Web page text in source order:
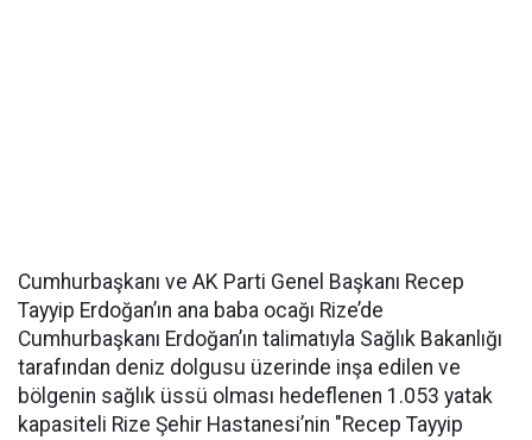
Cumhurbaşkanı ve AK Parti Genel Başkanı Recep
Tayyip Erdoğan’ın ana baba ocağı Rize’de
Cumhurbaşkanı Erdoğan’ın talimatıyla Sağlık Bakanlığı
tarafından deniz dolgusu üzerinde inşa edilen ve
bölgenin sağlık üssü olması hedeflenen 1.053 yatak
kapasiteli Rize Şehir Hastanesi’nin "Recep Tayyip